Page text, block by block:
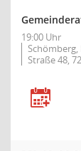
19:00 Uhr
Straße 48,